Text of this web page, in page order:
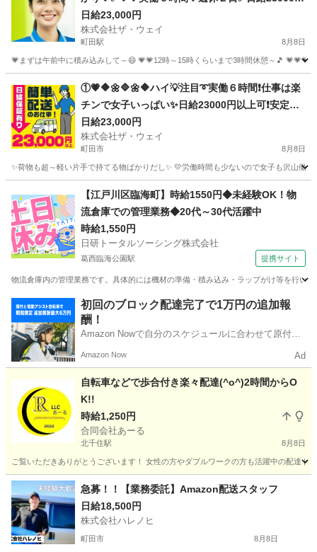
以上稼げちゃいます😄
日給23,000円
株式会社ザ・ウェイ
町田駅 8月8日
💗まずは午前中に積み込みして～😄 💗💗12時～15時くらいまで3時間休憩～🎵
町田駅 配送 ギグワーク
①💗🔶🌼🔷🌼🔶ハイ💡注目➰実働６時間❗️仕事は楽
チンで女子いっぱい✨日給23000円以上可❗️安定収
入😄軽貨物ドライバー💥完全週休2日制だよ💗
日給23,000円
株式会社ザ・ウェイ
町田市 8月8日
✨荷物も超～軽い片手で持てる物ばかりだし✨ 💛労働時間も少ないので女子も沢山働
ドライバー ギグワーク
【江戸川区臨海町】時給1550円◆未経験OK！物
流倉庫での管理業務◆20代～30代活躍中
時給1,550円
日研トータルソーシング株式会社
葛西臨海公園駅 提携サイト
物流倉庫内の管理業務です。具体的には機材の準備・積み込み・ラップがけ等を行い
葛西臨海公園駅 ドライバー
初回のブロック配達完了で1万円の追加報
酬！
Amazon Nowで自分のスケジュールに合わせて原付や
う！
Amazon Now Ad
自転車などで歩合付き楽々配達(^o^)2時間からO
K!!
時給1,250円
合同会社あーる
北千住駅 8月8日
ご覧いただきありがとうございます！ 女性の方やダブルワークの方も活躍中の配達
東京 足立区 北千住駅 配送 荷物
急募！！【業務委託】Amazon配送スタッフ
日給18,500円
株式会社ハレノヒ
町田市 8月8日